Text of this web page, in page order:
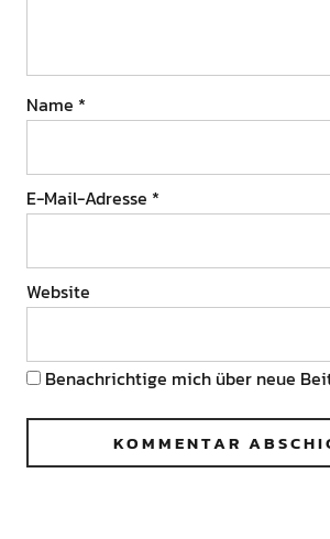
Name *
E-Mail-Adresse *
Website
Benachrichtige mich über neue